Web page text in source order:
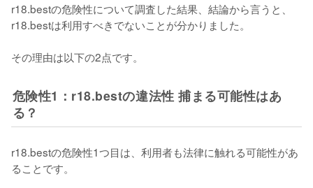
r18.bestの危険性について調査した結果、結論から言うと、
r18.bestは利用すべきでないことが分かりました。
その理由は以下の2点です。
危険性1：r18.bestの違法性 捕まる可能性はあ
る？
r18.bestの危険性1つ目は、 利用者も法律に触れる可能性があ
ることです。